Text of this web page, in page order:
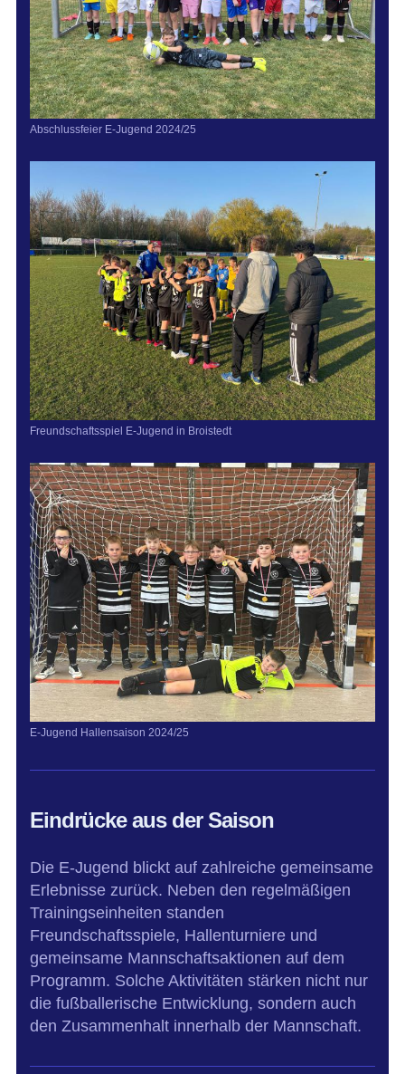
Abschlussfeier E-Jugend 2024/25
Freundschaftsspiel E-Jugend in Broistedt
E-Jugend Hallensaison 2024/25
Eindrücke aus der Saison
Die E-Jugend blickt auf zahlreiche gemeinsame
Erlebnisse zurück. Neben den regelmäßigen
Trainingseinheiten standen
Freundschaftsspiele, Hallenturniere und
gemeinsame Mannschaftsaktionen auf dem
Programm. Solche Aktivitäten stärken nicht nur
die fußballerische Entwicklung, sondern auch
den Zusammenhalt innerhalb der Mannschaft.